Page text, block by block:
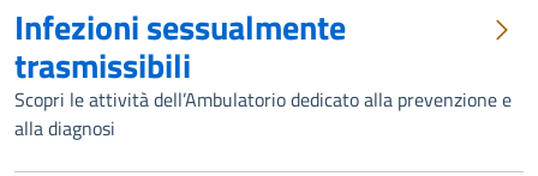
Infezioni sessualmente
trasmissibili
Scopri le attività dell’Ambulatorio dedicato alla prevenzione e
alla diagnosi